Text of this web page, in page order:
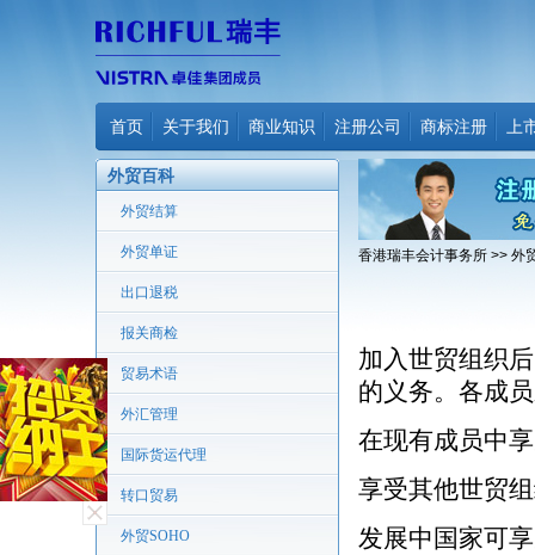
首页 关于我们 商业知识 注册公司 商标注册 上
外贸百科
外贸结算
外贸单证
出口退税
报关商检
贸易术语
外汇管理
国际货运代理
转口贸易
外贸SOHO
香港瑞丰会计事务所 >> 外
加入世贸组织
的义务。各成
在现有成员中
享受其他世贸
发展中国家可